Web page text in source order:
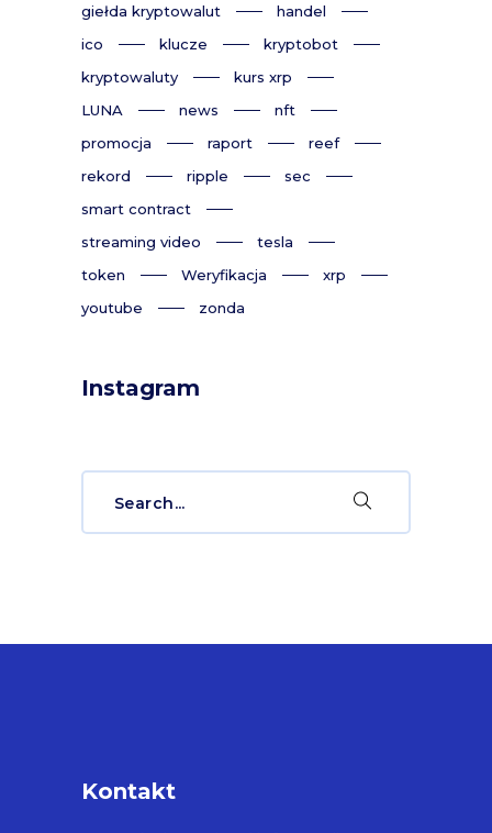
giełda kryptowalut
handel
ico
klucze
kryptobot
kryptowaluty
kurs xrp
LUNA
news
nft
promocja
raport
reef
rekord
ripple
sec
smart contract
streaming video
tesla
token
Weryfikacja
xrp
youtube
zonda
Instagram
Kontakt